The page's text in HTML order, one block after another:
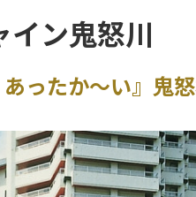
イン鬼怒川
あったか～い』鬼